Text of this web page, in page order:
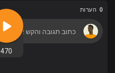
470
0 הערות